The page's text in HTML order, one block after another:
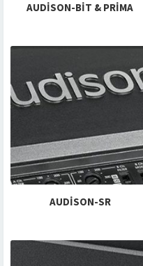
AUDISON-BIT & PRIMA
AUDISON-SR